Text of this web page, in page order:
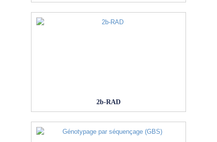
2b-RAD